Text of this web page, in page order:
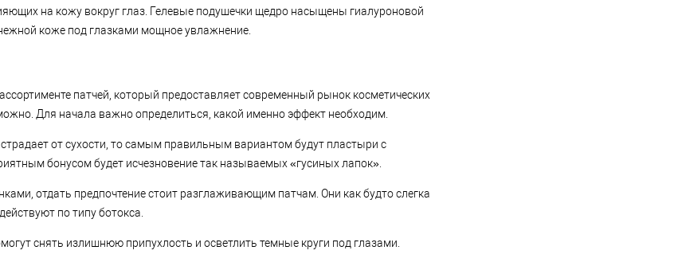
на кожу вокруг глаз. Гелевые подушечки щедро насыщены гиалуроновой
коже под глазками мощное увлажнение.
патчей, который предоставляет современный рынок косметических
Для начала важно определиться, какой именно эффект необходим.
от сухости, то самым правильным вариантом будут пластыри с
бонусом будет исчезновение так называемых «гусиных лапок».
отдать предпочтение стоит разглаживающим патчам. Они как будто слегка
по типу ботокса.
снять излишнюю припухлость и осветлить темные круги под глазами.